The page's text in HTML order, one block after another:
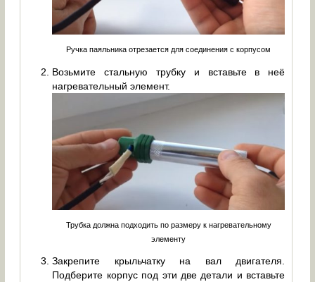
Ручка паяльника отрезается для соединения с корпусом
Возьмите стальную трубку и вставьте в неё
нагревательный элемент.
Трубка должна подходить по размеру к нагревательному
элементу
Закрепите крыльчатку на вал двигателя.
Подберите корпус под эти две детали и вставьте